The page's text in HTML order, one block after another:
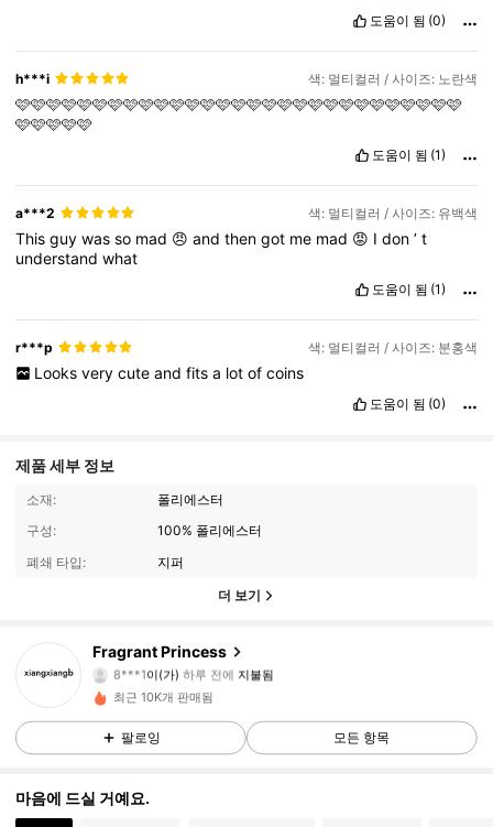
도움이 됨 (0)
h***i 색: 멀티컬러 / 사이즈: 노란색
🩷🩷🩷🩷🩷🩷🩷🩷🩷🩷🩷🩷🩷🩷🩷🩷🩷🩷🩷🩷🩷🩷🩷🩷🩷🩷🩷🩷🩷
🩷🩷🩷🩷🩷
도움이 됨 (1)
a***2 색: 멀티컬러 / 사이즈: 유백색
Thisguywasso mad 😠andthengot me mad 😡 Idon’t
understandwhat
도움이 됨 (1)
r***p 색: 멀티컬러 / 사이즈: 분홍색
Looks very cute and fits a lot of coins
도움이 됨 (0)
제품 세부 정보
소재:
폴리에스터
구성:
100% 폴리에스터
폐쇄 타입:
지퍼
더 보기
Fragrant Princess
4.72
60 팔로워
8***1이(가) 하루 전에 지불됨
n***4다음 22시간 전
4.72 60 팔로워
4.72 60 팔로워
최근 10K개 판매됨
팔로잉 모든 항목
마음에 드실 거예요.